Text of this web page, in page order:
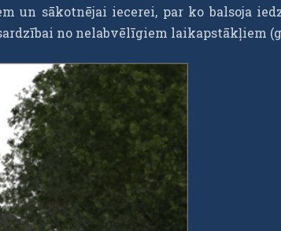
un sākotnējai iecerei, par ko balsoja
no nelabvēlīgiem laikapstākļiem